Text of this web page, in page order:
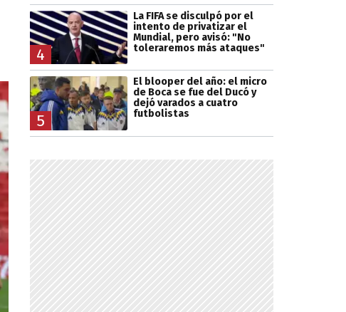
4
La FIFA se disculpó por el
intento de privatizar el
Mundial, pero avisó: "No
toleraremos más ataques"
5
El blooper del año: el micro
de Boca se fue del Ducó y
dejó varados a cuatro
futbolistas